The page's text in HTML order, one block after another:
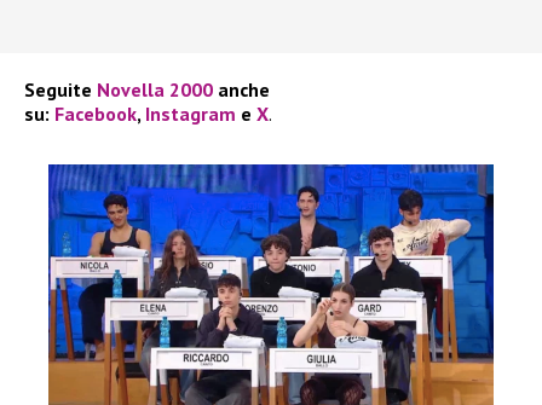
Seguite Novella 2000 anche
su: Facebook, Instagram e X.